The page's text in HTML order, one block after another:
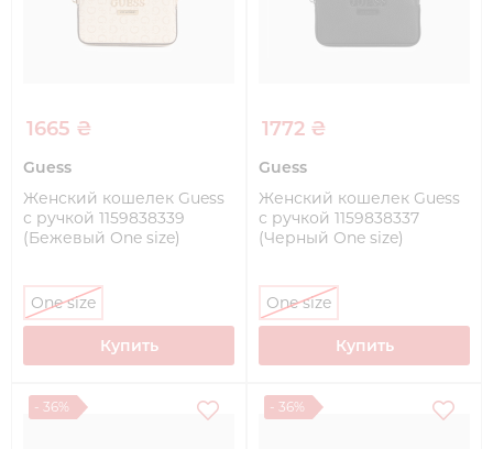
1665 ₴
Guess
Женский кошелек Guess
с ручкой 1159838339
(Бежевый One size)
One size
Купить
1772 ₴
Guess
Женский кошелек Guess
с ручкой 1159838337
(Черный One size)
One size
Купить
- 36% - 36%